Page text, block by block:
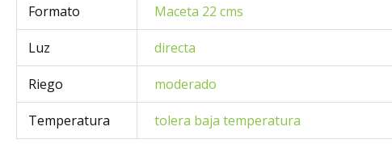
Formato Maceta 22 cms
Luz directa
Riego moderado
Temperatura tolera baja temperatura